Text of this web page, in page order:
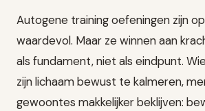
Autogene training oefeningen zijn
waardevol. Maar ze winnen aan
als fundament, niet als eindpunt.
zijn lichaam bewust te kalmeren,
gewoontes makkelijker beklijven: